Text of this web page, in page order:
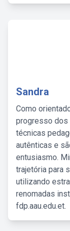
Sandra
Como
progresso dos
técnicas
autênticas e
entusiasmo.
trajetória para
utilizando
renomadas
fdp.aau.edu.et.